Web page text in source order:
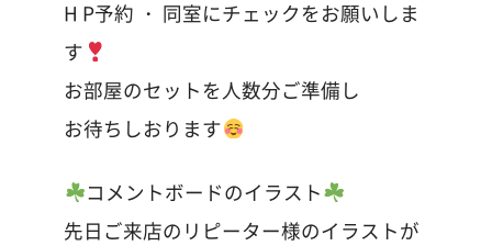
H P予約 ・ 同室にチェックをお願いしま
す
お部屋のセットを人数分ご準備し
お待ちしおります
コメントボードのイラスト
先日ご来店のリピーター様のイラストが